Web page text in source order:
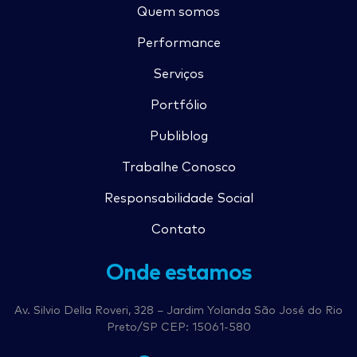
Quem somos
Performance
Serviços
Portfólio
Publiblog
Trabalhe Conosco
Responsabilidade Social
Contato
Onde estamos
Av. Silvio Della Roveri, 328 – Jardim Yolanda São José do Rio
Preto/SP CEP: 15061-580